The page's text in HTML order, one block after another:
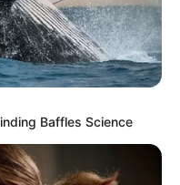
Baffles Science